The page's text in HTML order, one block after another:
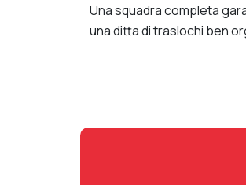
Una squadra completa
una ditta di traslochi ben